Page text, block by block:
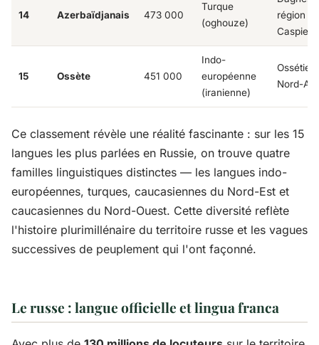
14 Azerbaïdjanais 473 000
Turque
(oghouze)
région
15 Ossète 451 000
Indo-
européenne
(iranienne)
Ossétie
Nord-
Ce classement révèle une réalité fascinante : sur les 15
langues les plus parlées en Russie, on trouve quatre
familles linguistiques distinctes — les langues indo-
européennes, turques, caucasiennes du Nord-Est et
caucasiennes du Nord-Ouest. Cette diversité reflète
l'histoire plurimillénaire du territoire russe et les vagues
successives de peuplement qui l'ont façonné.
Le russe : langue officielle et lingua franca